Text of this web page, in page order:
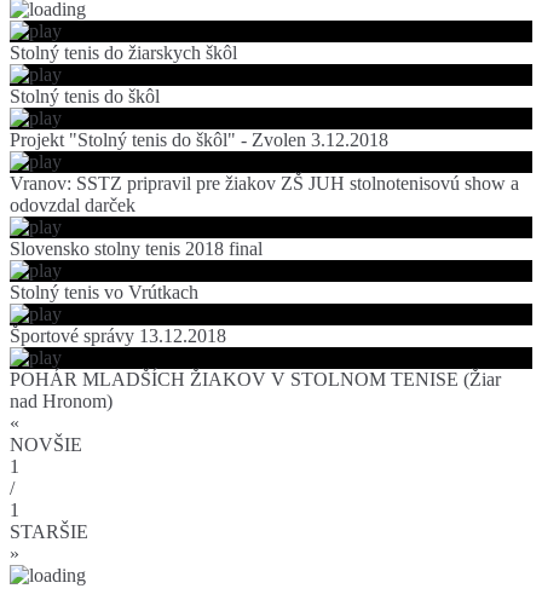
Stolný tenis do žiarskych škôl
Stolný tenis do škôl
Projekt "Stolný tenis do škôl" - Zvolen 3.12.2018
Vranov: SSTZ pripravil pre žiakov ZŠ JUH stolnotenisovú show a
odovzdal darček
Slovensko stolny tenis 2018 final
Stolný tenis vo Vrútkach
Športové správy 13.12.2018
POHÁR MLADŠÍCH ŽIAKOV V STOLNOM TENISE (Žiar
nad Hronom)
«
NOVŠIE
1
/
1
STARŠIE
»